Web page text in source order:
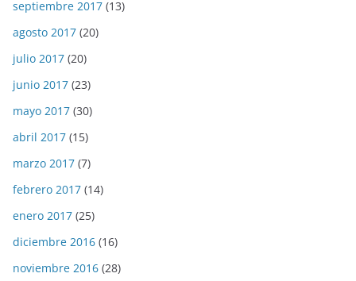
septiembre 2017 (13)
agosto 2017 (20)
julio 2017 (20)
junio 2017 (23)
mayo 2017 (30)
abril 2017 (15)
marzo 2017 (7)
febrero 2017 (14)
enero 2017 (25)
diciembre 2016 (16)
noviembre 2016 (28)